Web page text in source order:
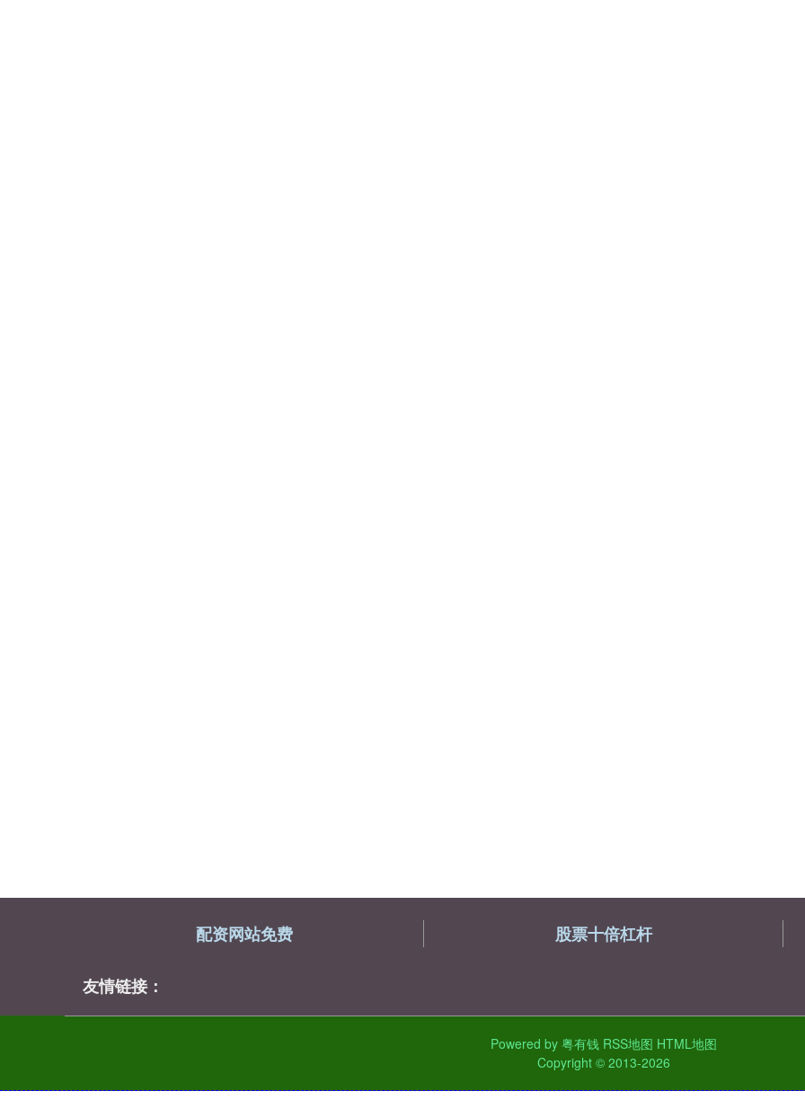
配资网站免费 股票十倍杠杆
友情链接：
Powered by 粤有钱 RSS地图 HTML地图
Copyright © 2013-2026